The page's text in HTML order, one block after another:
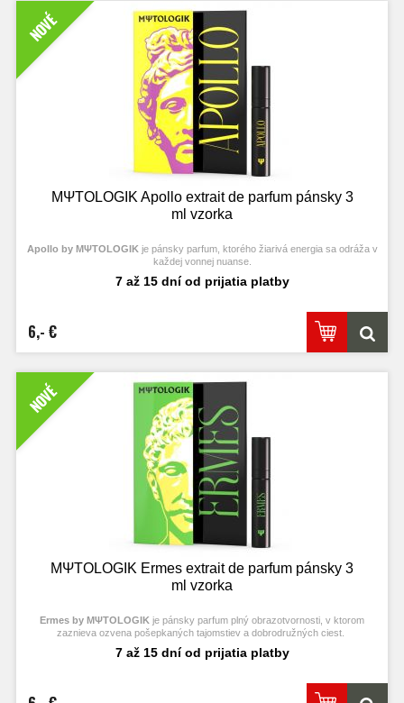
NOVÉ
MΨTΟLOGIK Apollo extrait de parfum pánsky 3
ml vzorka
Apollo by MΨTΟLOGIK je pánsky parfum, ktorého žiarivá energia sa odráža v
každej vonnej nuanse.
7 až 15 dní od prijatia platby
6,- €
NOVÉ
MΨTΟLOGIK Ermes extrait de parfum pánsky 3
ml vzorka
Ermes by MΨTΟLOGIK je pánsky parfum plný obrazotvornosti, v ktorom
zaznieva ozvena pošepkaných tajomstiev a dobrodružných ciest.
7 až 15 dní od prijatia platby